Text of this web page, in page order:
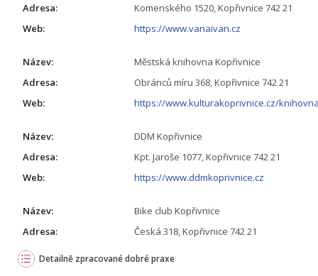
Adresa:
Komenského 1520, Kopřivnice 742 21
Web:
https://www.vanaivan.cz
Název:
Městská knihovna Kopřivnice
Adresa:
Obránců míru 368, Kopřivnice 742 21
Web:
https://www.kulturakoprivnice.cz/
Název:
DDM Kopřivnice
Adresa:
Kpt. Jaroše 1077, Kopřivnice 742 21
Web:
https://www.ddmkoprivnice.cz
Název:
Bike club Kopřivnice
Adresa:
Česká 318, Kopřivnice 742 21
Detailně zpracované dobré praxe